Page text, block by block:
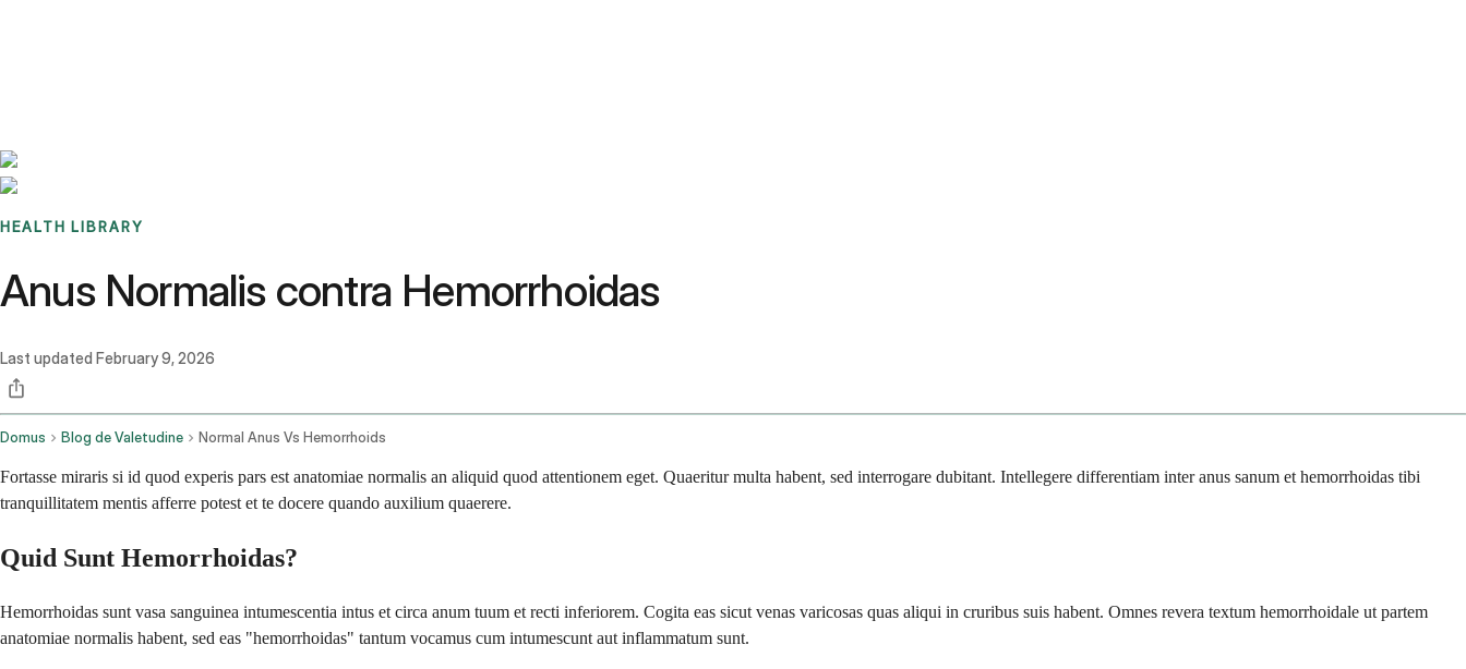
HEALTH LIBRARY
Anus Normalis contra Hemorrhoidas
Last updated February 9, 2026
Domus Blog de Valetudine Normal Anus Vs Hemorrhoids
Fortasse miraris si id quod experis pars est anatomiae normalis an aliquid quod attentionem eget. Quaeritur multa habent, sed interrogare dubitant. Intellegere differentiam inter anus sanum et hemorrhoidas tibi
tranquillitatem mentis afferre potest et te docere quando auxilium quaerere.
Quid Sunt Hemorrhoidas?
Hemorrhoidas sunt vasa sanguinea intumescentia intus et circa anum tuum et recti inferiorem. Cogita eas sicut venas varicosas quas aliqui in cruribus suis habent. Omnes revera textum hemorrhoidale ut partem
anatomiae normalis habent, sed eas "hemorrhoidas" tantum vocamus cum intumescunt aut inflammatum sunt.